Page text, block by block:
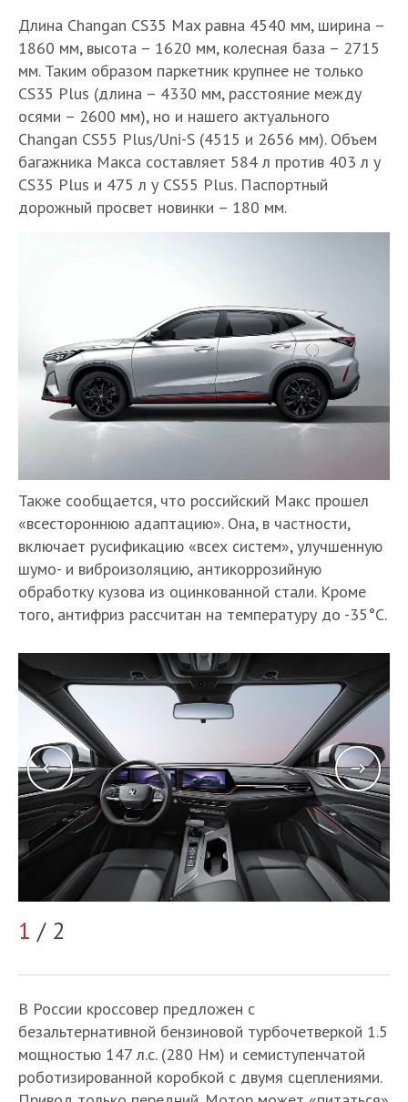
Длина Changan CS35 Max равна 4540 мм, ширина –
1860 мм, высота – 1620 мм, колесная база – 2715
мм. Таким образом паркетник крупнее не только
CS35 Plus (длина – 4330 мм, расстояние между
осями – 2600 мм), но и нашего актуального
Changan CS55 Plus/Uni-S (4515 и 2656 мм). Объем
багажника Макса составляет 584 л против 403 л у
CS35 Plus и 475 л у CS55 Plus. Паспортный
дорожный просвет новинки – 180 мм.
Также сообщается, что российский Макс прошел
«всестороннюю адаптацию». Она, в частности,
включает русификацию «всех систем», улучшенную
шумо- и виброизоляцию, антикоррозийную
обработку кузова из оцинкованной стали. Кроме
того, антифриз рассчитан на температуру до -35°С.
1 / 2
В России кроссовер предложен с
безальтернативной бензиновой турбочетверкой 1.5
мощностью 147 л.с. (280 Нм) и семиступенчатой
роботизированной коробкой с двумя сцеплениями.